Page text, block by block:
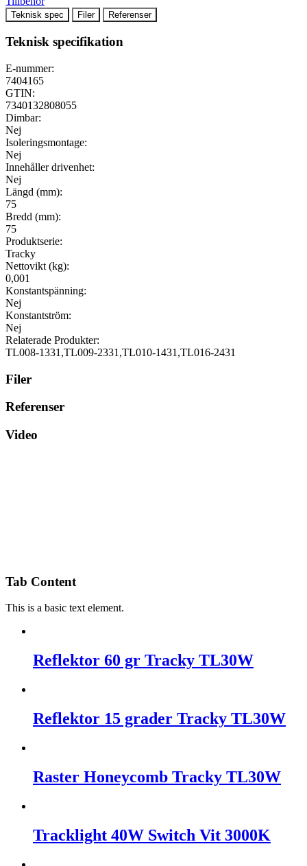
Teknisk spec Filer Referenser
Teknisk specifikation
E-nummer:
7404165
GTIN:
7340132808055
Dimbar:
Nej
Isoleringsmontage:
Nej
Innehåller drivenhet:
Nej
Längd (mm):
75
Bredd (mm):
75
Produktserie:
Tracky
Nettovikt (kg):
0,001
Konstantspänning:
Nej
Konstantström:
Nej
Relaterade Produkter:
TL008-1331,TL009-2331,TL010-1431,TL016-2431
Filer
Referenser
Video
Tab Content
This is a basic text element.
Reflektor 60 gr Tracky TL30W
Reflektor 15 grader Tracky TL30W
Raster Honeycomb Tracky TL30W
Tracklight 40W Switch Vit 3000K